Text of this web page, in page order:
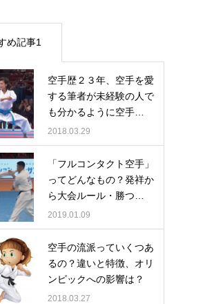
め記事1
空手歴２３年、空手を愛
する筆者が未経験の人で
も分かるように空手…
2018.03.29
「フルコンタクト空手」
ってどんなもの？発祥か
ら大会ルール・勝つ…
2019.01.09
空手の流派っていくつあ
るの？違いと特徴、オリ
ンピックへの影響は？
2018.03.27